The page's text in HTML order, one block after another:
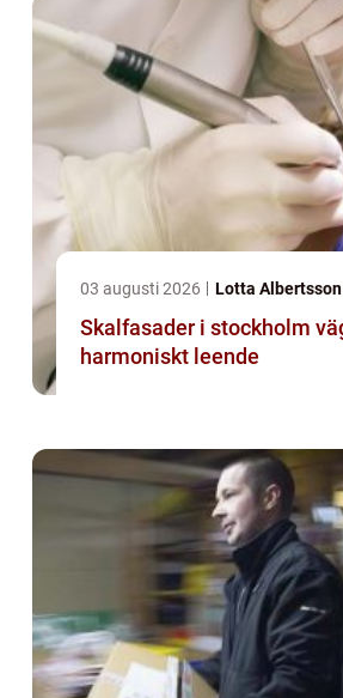
03 augusti 2026 Lotta Albertsson
Skalfasader i stockholm vägen till ett
harmoniskt leende